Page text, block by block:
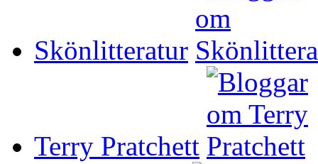
Skönlitteratur
Terry Pratchett